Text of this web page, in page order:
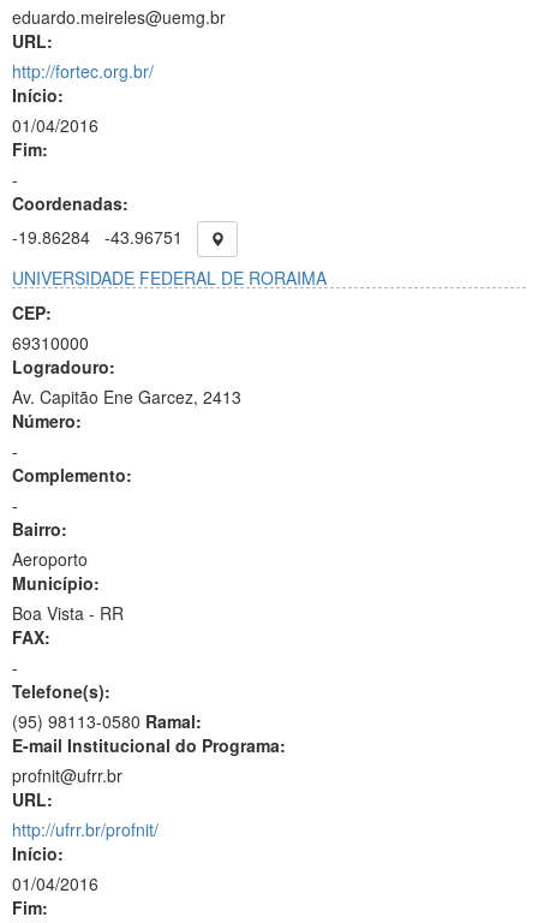
eduardo.meireles@uemg.br
URL:
http://fortec.org.br/
Início:
01/04/2016
Fim:
-
Coordenadas:
-19.86284 -43.96751
UNIVERSIDADE FEDERAL DE RORAIMA
CEP:
69310000
Logradouro:
Av. Capitão Ene Garcez, 2413
Número:
-
Complemento:
-
Bairro:
Aeroporto
Município:
Boa Vista - RR
FAX:
-
Telefone(s):
(95) 98113-0580 Ramal:
E-mail Institucional do Programa:
profnit@ufrr.br
URL:
http://ufrr.br/profnit/
Início:
01/04/2016
Fim: